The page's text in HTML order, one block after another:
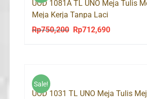
UOD 1081A TL UNO Meja Tulis
Meja Kerja Tanpa Laci
Rp750,200
Original
Rp712,690Current
Sale!
UOD 1031 TL UNO Meja Tulis